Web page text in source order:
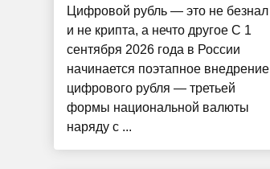
Цифровой рубль — это не безнал
и не крипта, а нечто другое С 1
сентября 2026 года в России
начинается поэтапное внедрение
цифрового рубля — третьей
формы национальной валюты
наряду с ...